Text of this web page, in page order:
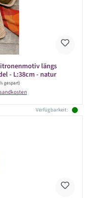
- L:38cm - natur
gespart)
Verfügbarkeit: